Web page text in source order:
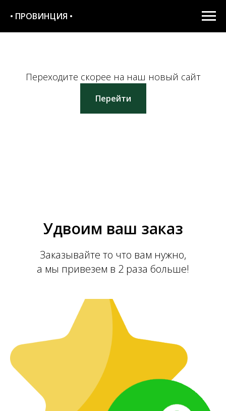
• ПРОВИНЦИЯ •
Переходите скорее на наш новый сайт
Перейти
Удвоим ваш заказ
Заказывайте то что вам нужно,
а мы привезем в 2 раза больше!